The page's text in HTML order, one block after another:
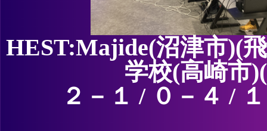
HEST:Majide(沼津市
学校(高崎市
２－１ / ０－４ /